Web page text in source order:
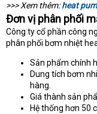
>>> Xem thêm:heat
Đơn vị phân phối
Công ty cổ phần công
phân phối bơm nhiệt
Sản phẩm chính
Dung tích bơm
hàng.
Giá thành sản
Hệ thống hơn 50